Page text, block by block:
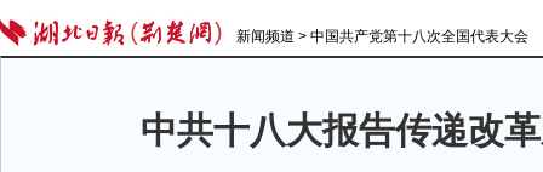
新闻频道 > 中国共产党第十八次全国代表大会
中共十八大报告传递改